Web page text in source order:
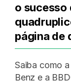
o sucesso
página de
Saiba como
Benz e a